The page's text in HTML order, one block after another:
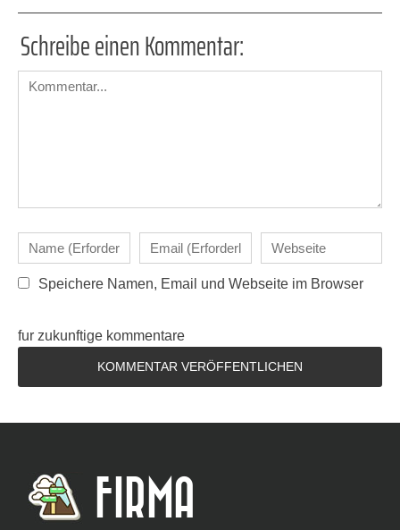
Schreibe einen Kommentar:
Speichere Namen, Email und Webseite im Browser
fur zukunftige kommentare
FIRMA